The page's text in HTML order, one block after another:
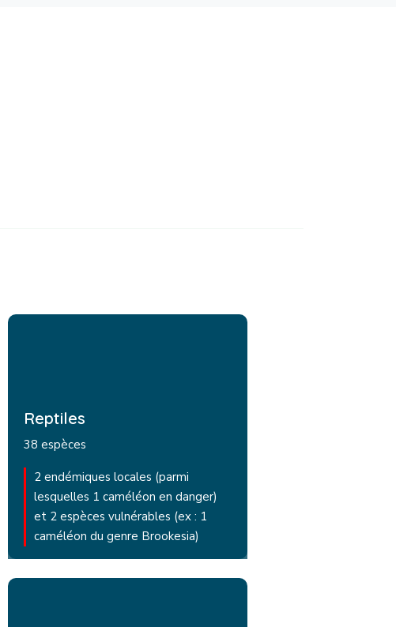
Reptiles
38 espèces
2 endémiques locales (parmi
lesquelles 1 caméléon en danger)
et 2 espèces vulnérables (ex : 1
caméléon du genre Brookesia)